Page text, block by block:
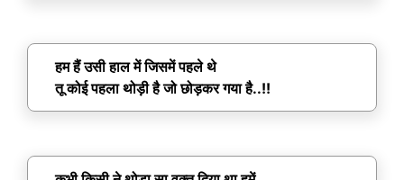
हम हैं उसी हाल में जिसमें पहले थे
तू कोई पहला थोड़ी है जो छोड़कर गया है..!!